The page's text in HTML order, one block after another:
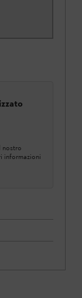
nostro
informazioni